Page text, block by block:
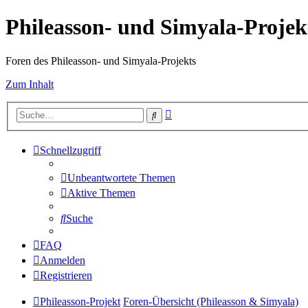
Phileasson- und Simyala-
Foren des Phileasson- und Simyala-Projekts
Zum Inhalt
Suche
Schnellzugriff
Unbeantwortete Themen
Aktive Themen
Suche
FAQ
Anmelden
Registrieren
Phileasson-Projekt Foren-Übersicht (Phileasson & Simyala)